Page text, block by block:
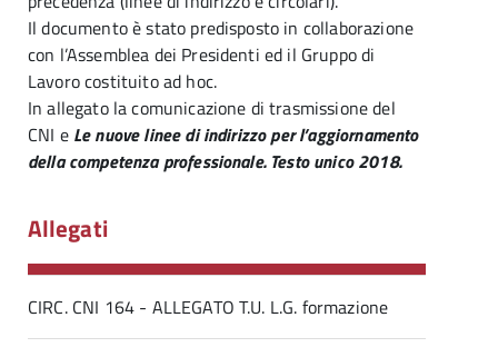
Il documento è stato predisposto in collaborazione
con l’Assemblea dei Presidenti ed il Gruppo di
Lavoro costituito ad hoc.
In allegato la comunicazione di trasmissione del
CNI e Le nuove linee di indirizzo per l’aggiornamento
della competenza professionale. Testo unico 2018.
Allegati
CIRC. CNI 164 - ALLEGATO T.U. L.G. formazione